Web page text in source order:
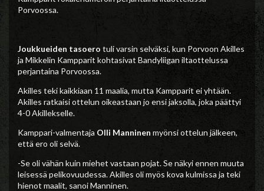
Porvoossa.
Joukkueiden tasoero tuli varsin selväksi, kun Porvoon Akilles
ja Mikkelin Kampparit kohtasivat Bandyliigan iltaottelussa
perjantaina Porvoossa.
Akilles teki kaikkiaan 11 maalia, mutta Kampparit ei yhtään.
Akilles ratkaisi ottelun oikeastaan jo ensi jaksolla, joka päättyi
4-0 Akillekselle.
Kamppari-valmentaja Olli Manninen myönsi ottelun jälkeen,
että ero oli selvä.
-Se oli vähän kuin miehet vastaan pojat. Se näkyi ennen muuta
leisessä pelikovuudessa. Akilles oli myös kova kulmissa ja teki
hienot maalit, sanoi Manninen.